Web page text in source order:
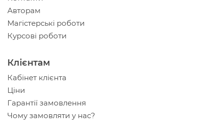
Авторам
Магістерські роботи
Курсові роботи
Клієнтам
Кабінет клієнта
Ціни
Гарантії замовлення
Чому замовляти у нас?